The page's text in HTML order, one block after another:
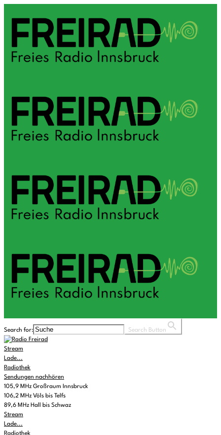
Search for: Search Button
Stream
Lade...
Radiothek
Sendungen nachhören
105,9 MHz Großraum Innsbruck
106,2 MHz Völs bis Telfs
89,6 MHz Hall bis Schwaz
Stream
Lade...
Radiothek